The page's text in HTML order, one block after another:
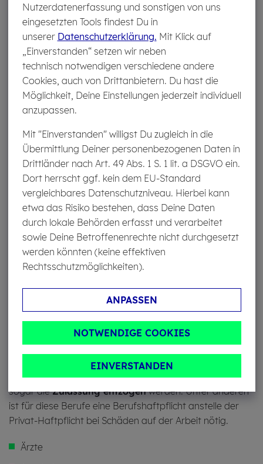
Nutzerdatenerfassung und sonstigen von uns
eingesetzten Tools findest Du in
unserer Datenschutzerklärung. Mit Klick auf
„Einverstanden“ setzen wir neben
technisch notwendigen verschiedene andere
Cookies, auch von Drittanbietern. Du hast die
Möglichkeit, Deine Einstellungen jederzeit individuell
anzupassen.
Mit "Einverstanden" willigst Du zugleich in die
Übermittlung Deiner personenbezogenen Daten in
Drittländer nach Art. 49 Abs. 1 S. 1 lit. a DSGVO ein.
Dort herrscht ggf. kein dem EU-Standard
vergleichbares Datenschutzniveau. Hierbei kann
etwa das Risiko bestehen, dass Deine Daten
durch lokale Behörden erfasst und verarbeitet
sowie Deine Betroffenenrechte nicht durchgesetzt
werden könnten (keine effektiven
Rechtsschutzmöglichkeiten).
ANPASSEN
NOTWENDIGE COOKIES
EINVERSTANDEN
Die Privat-Haftpflicht zahlt nicht bei folgenden Schäden
gegenüber dem Arbeitgeber:
In bestimmten Berufen, wie als Hebamme oder
Anwalt, sichert nur eine Berufshaftpflichtversicherung
Schäden am Arbeitsplatz ab. Ist für die Ausübung des
Berufs eineBerufshaftpflicht vorgeschrieben,
kommt die private Haftpflichtversicherung des
Die Haftpflichtversicherung zahlt bei Arbeitsschäden nie,
wenn diesevorsätzlich oder absichtlich entstehen.
Vorsatz ist bei keiner Privat-Haftpflichtversicherung
für Arbeitnehmer versicherbar.In diesem Fall, musst
der Arbeitnehmer selbst für die Kosten aufkommen.
Be­rufs­haft­pflicht­ver­si­che­rung: Bei die­sen Be­
ru­fen reicht eine Pri­vat-Haft­pflicht nicht aus
Nicht für alle Arbeitnehmer ist eine Privat-
Haftpflichtversicherung ausreichend, um bei Schäden im
Berufsgruppen ist in der Berufsordnungseparate
Berufshaftpflicht vorgeschrieben, um den Beruf
ausüben zu dürfen. Ist diese
Berufshaftpflichtversicherungnicht vorhanden, kann
sogar dieZulassung entzogenwerden. Unter anderen
ist für diese Berufe eine Berufshaftpflicht anstelle der
Privat-Haftpflicht bei Schäden auf der Arbeit nötig.
Ärzte